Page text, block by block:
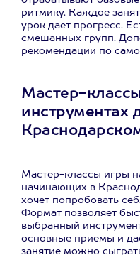
ритмику. Каждое
урок дает прогресс.
смешанных групп.
рекомендации по
Мастер-
инструментах
Мастер-классы игры
начинающих в
хочет попробовать
Формат позволяет
выбранный
основные приемы и
занятие можно